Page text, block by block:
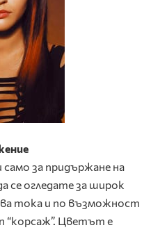
за придържане на
се огледате за широк
тока и по възможност
“корсаж”. Цветът е